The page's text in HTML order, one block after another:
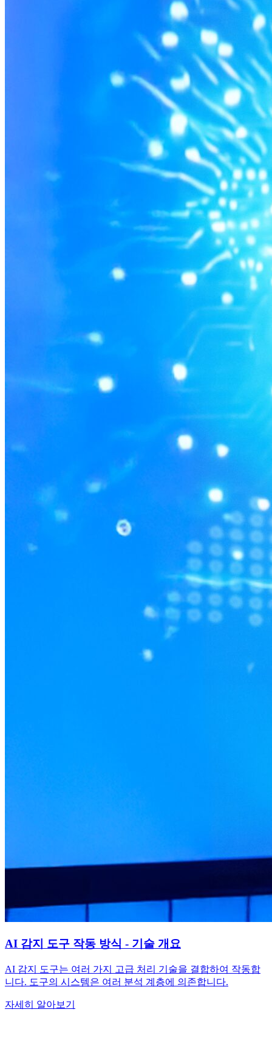
AI 감지 도구 작동 방식 - 기술 개요
AI 감지 도구는 여러 가지 고급 처리 기술을 결합하여 작동합
니다. 도구의 시스템은 여러 분석 계층에 의존합니다.
자세히 알아보기